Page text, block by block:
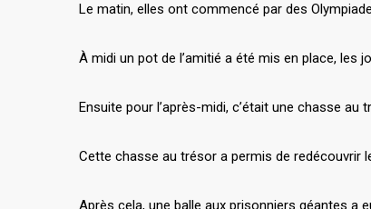
Le matin, elles ont commencé par des
À midi un pot de l’amitié a été mis en place, les
Ensuite pour l’après-midi, c’était une chasse au
Cette chasse au trésor a permis de redécouvrir
Après cela, une balle aux prisonniers géantes a